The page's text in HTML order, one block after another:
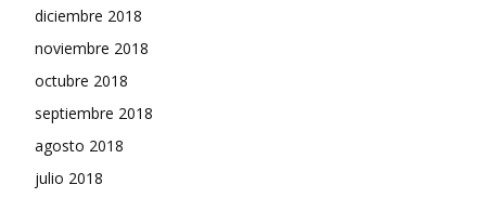
diciembre 2018
noviembre 2018
octubre 2018
septiembre 2018
agosto 2018
julio 2018